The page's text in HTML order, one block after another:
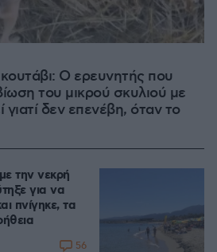
Ο ερευνητής που
του μικρού σκυλιού με
δεν επενέβη, όταν το
την νεκρή
για να
πνίγηκε, τα
56